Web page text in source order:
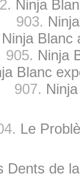
Ninja
903.
Ninja Blanc
905. Ninja
Blanc
907.
Le
Dents de